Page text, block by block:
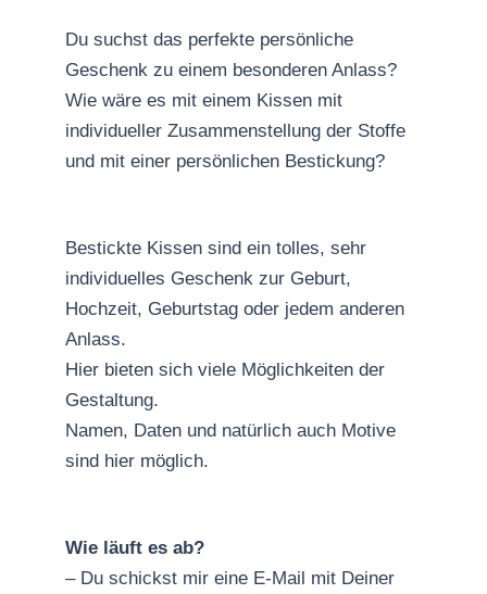
Du suchst das perfekte persönliche
Geschenk zu einem besonderen Anlass?
Wie wäre es mit einem Kissen mit
individueller Zusammenstellung der Stoffe
und mit einer persönlichen Bestickung?
Bestickte Kissen sind ein tolles, sehr
individuelles Geschenk zur Geburt,
Hochzeit, Geburtstag oder jedem anderen
Anlass.
Hier bieten sich viele Möglichkeiten der
Gestaltung.
Namen, Daten und natürlich auch Motive
sind hier möglich.
Wie läuft es ab?
– Du schickst mir eine E-Mail mit Deiner